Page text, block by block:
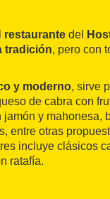
restaurante del
tradición, pero con
y moderno, sirve
de cabra con
y mahonesa,
entre otras
incluye clásicos
ratafía.